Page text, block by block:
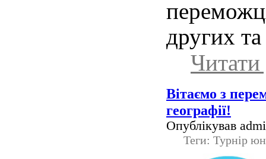
других
Вітаємо з
географії!
Опублікував
Теги: Турнір